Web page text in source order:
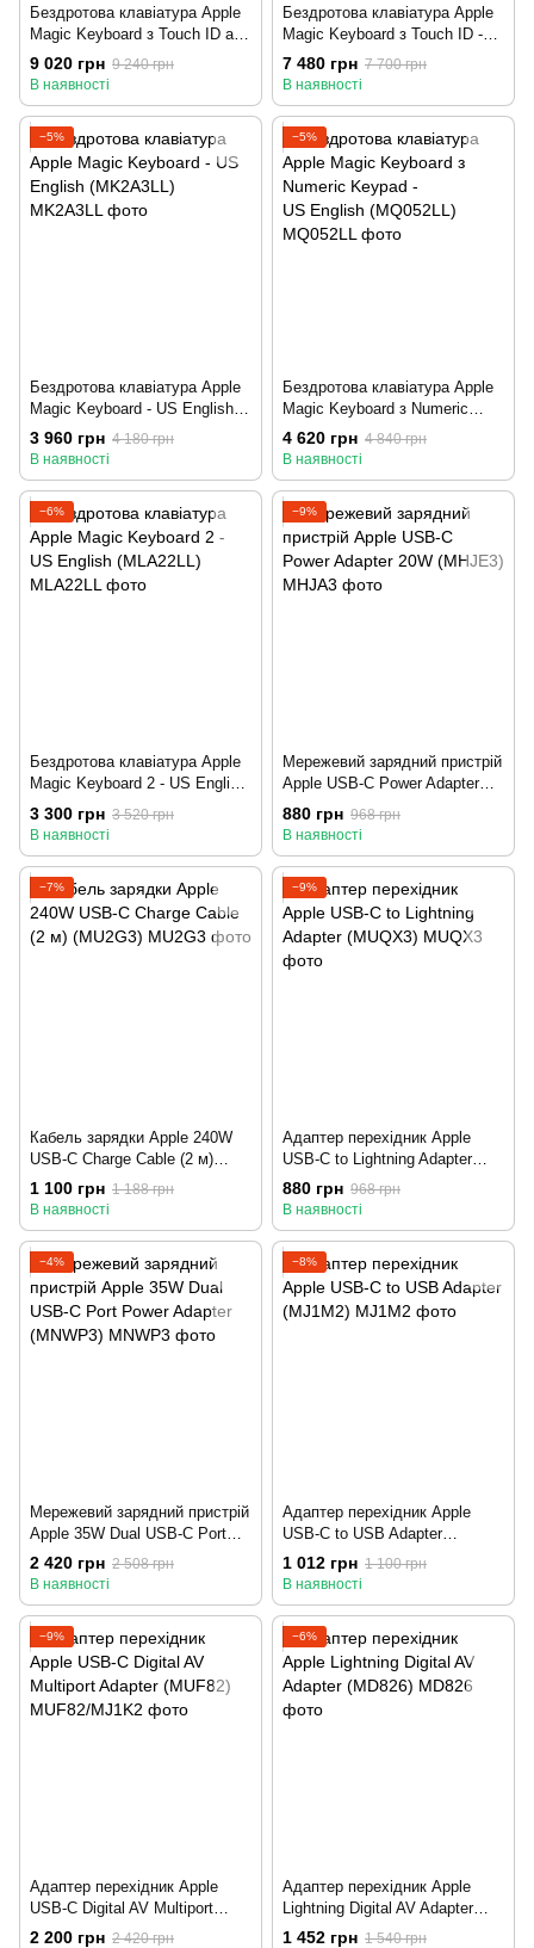
Бездротова клавіатура Apple
Magic Keyboard з Touch ID and
Numeric Keypad - US English -
Black (MMMR3LL)
9 020 грн 9 240 грн
В наявності
Бездротова клавіатура Apple
Magic Keyboard з Touch ID -
US English (MK293LL)
7 480 грн 7 700 грн
В наявності
−5%
Бездротова клавіатура Apple
Magic Keyboard - US English
(MK2A3LL)
3 960 грн 4 180 грн
В наявності
−5%
Бездротова клавіатура Apple
Magic Keyboard з Numeric
Keypad - US English
(MQ052LL)
4 620 грн 4 840 грн
В наявності
−6%
Бездротова клавіатура Apple
Magic Keyboard 2 - US English
(MLA22LL)
3 300 грн 3 520 грн
В наявності
−9%
Мережевий зарядний пристрій
Apple USB-C Power Adapter
20W (MHJE3)
880 грн 968 грн
В наявності
−7%
Кабель зарядки Apple 240W
USB-C Charge Cable (2 м)
(MU2G3)
1 100 грн 1 188 грн
В наявності
−9%
Адаптер перехідник Apple
USB-C to Lightning Adapter
(MUQX3)
880 грн 968 грн
В наявності
−4%
Мережевий зарядний пристрій
Apple 35W Dual USB-C Port
Power Adapter (MNWP3)
2 420 грн 2 508 грн
В наявності
−8%
Адаптер перехідник Apple
USB-C to USB Adapter
(MJ1M2)
1 012 грн 1 100 грн
В наявності
−9%
Адаптер перехідник Apple
USB-C Digital AV Multiport
Adapter (MUF82)
2 200 грн 2 420 грн
−6%
Адаптер перехідник Apple
Lightning Digital AV Adapter
(MD826)
1 452 грн 1 540 грн